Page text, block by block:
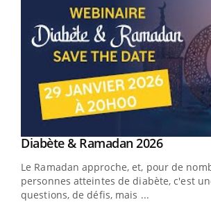
Youtube
Diabète & Ramadan 2026Youtube
Le Ramadan approche, et, pour de
personnes atteintes de diabète, c'est
questions, de défis, mais ...